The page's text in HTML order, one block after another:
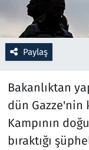
Paylaş
Bakanlıktan
dün Gazze'nin
Kampının
bıraktığı
Savunma
Seçim 2023
Teknoloji ve
Televizyon